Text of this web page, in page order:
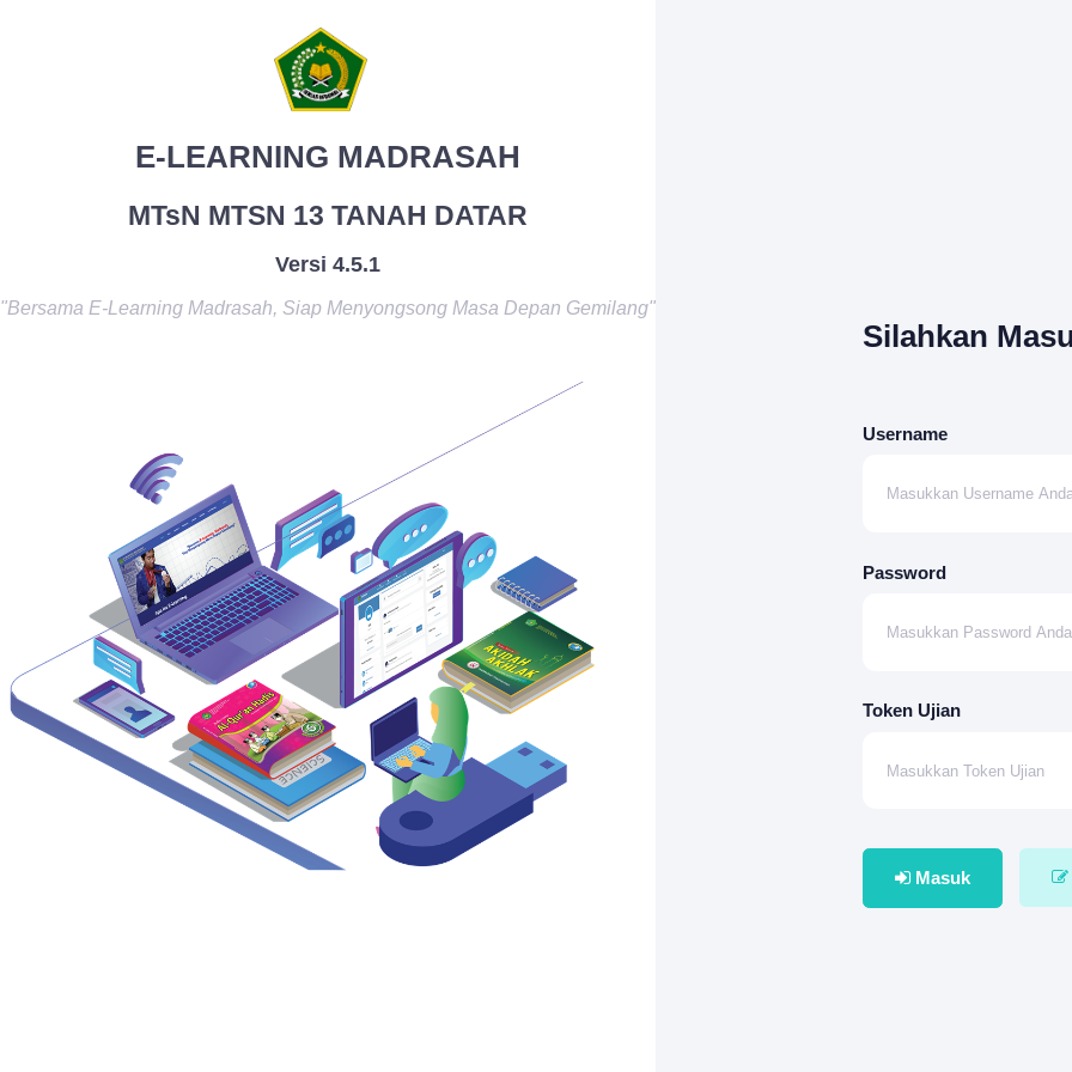
E-LEARNING MADRASAH
MTsN MTSN 13 TANAH DATAR
Versi 4.5.1
"Bersama E-Learning Madrasah, Siap Menyongsong Masa Depan Gemilang"
Silahkan
Username
Password
Token Ujian
Masuk